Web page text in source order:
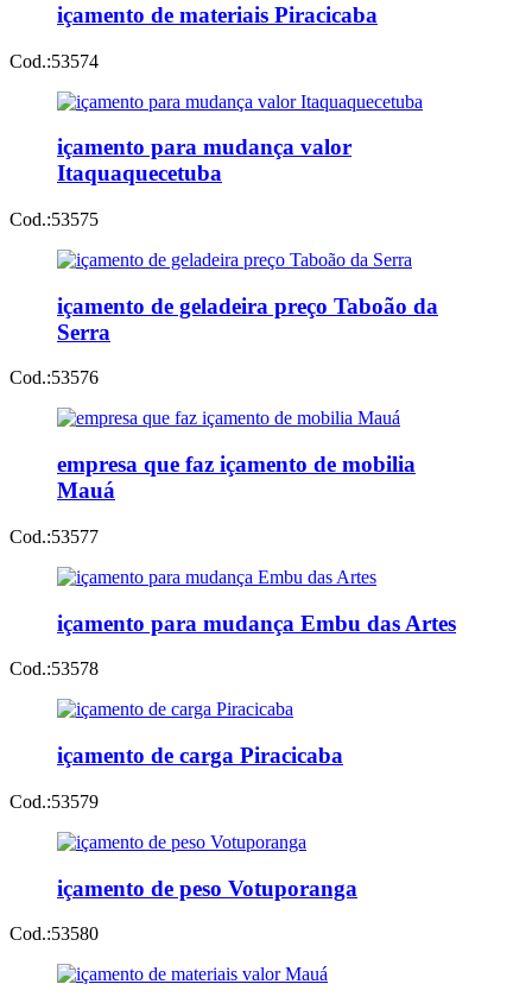
içamento de materiais Piracicaba
Cod.:53574
içamento para mudança valor
Itaquaquecetuba
Cod.:53575
içamento de geladeira preço Taboão da
Serra
Cod.:53576
empresa que faz içamento de mobilia
Mauá
Cod.:53577
içamento para mudança Embu das Artes
Cod.:53578
içamento de carga Piracicaba
Cod.:53579
içamento de peso Votuporanga
Cod.:53580